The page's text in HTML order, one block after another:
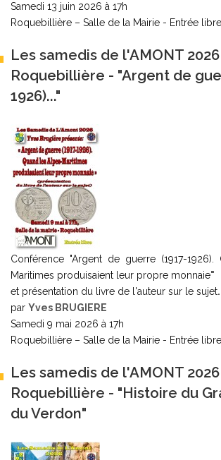
Samedi 13 juin 2026 à 17h
Roquebillière – Salle de la Mairie - Entrée libre
Les samedis de l'AMONT
Roquebillière - "Argent de
1926)..."
Conférence "Argent de guerre (1917-
Maritimes produisaient leur propre monnaie"
et présentation du livre de l'auteur sur le sujet.
par Yves BRUGIERE
Samedi 9 mai 2026 à 17h
Roquebillière – Salle de la Mairie - Entrée libre
Les samedis de l'AMONT
Roquebillière - "Histoire du
du Verdon"